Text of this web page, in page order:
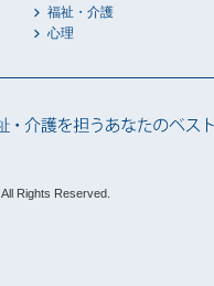
福祉・介護
心理
All Rights Reserved.